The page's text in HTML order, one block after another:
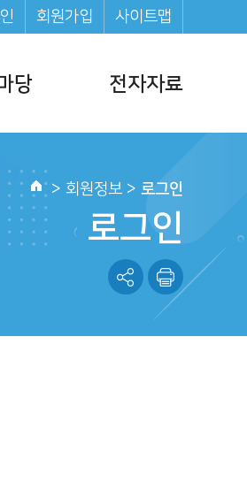
회원가입 사이트맵
당 전자자료
전자잡지(E-Journal)
오디오북
> 회원정보 > 로그인
로그인